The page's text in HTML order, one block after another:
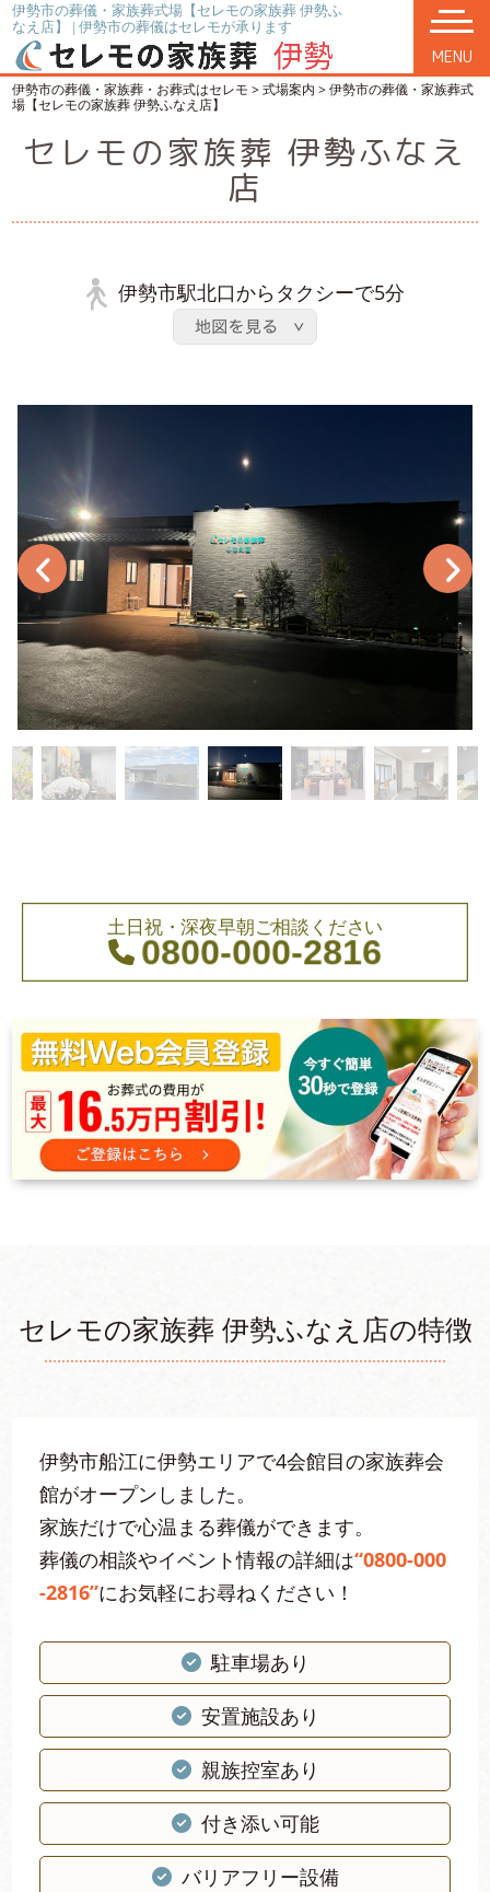
伊勢市の葬儀・家族葬式場【セレモの家族葬 伊勢ふ
なえ店】 | 伊勢市の葬儀はセレモが承ります
MENU
伊勢市の葬儀・家族葬・お葬式はセレモ >式場案内 >伊勢市の葬儀・家族葬式
場【セレモの家族葬 伊勢ふなえ店】
セレモの家族葬 伊勢ふなえ
店
伊勢市駅北口からタクシーで5分
土日祝・深夜早朝ご相談ください
0800-000-2816
セレモの家族葬 伊勢ふなえ店の特徴
伊勢市船江に伊勢エリアで4会館目の家族葬会
館がオープンしました。
家族だけで心温まる葬儀ができます。
葬儀の相談やイベント情報の詳細は“0800-000
-2816”にお気軽にお尋ねください！
駐車場あり
安置施設あり
親族控室あり
付き添い可能
バリアフリー設備